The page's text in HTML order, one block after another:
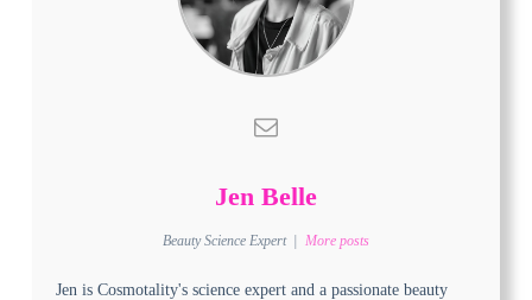
Jen Belle
Beauty Science Expert More posts
Jen is Cosmotality's science expert and a passionate beauty